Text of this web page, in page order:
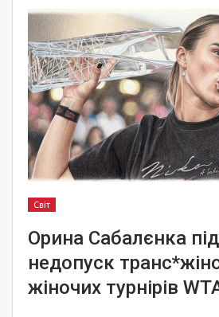
Світ
Орина Сабалєнка
недопуск
жіночих турнірів